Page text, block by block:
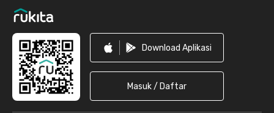
Download Aplikasi
Masuk / Daftar